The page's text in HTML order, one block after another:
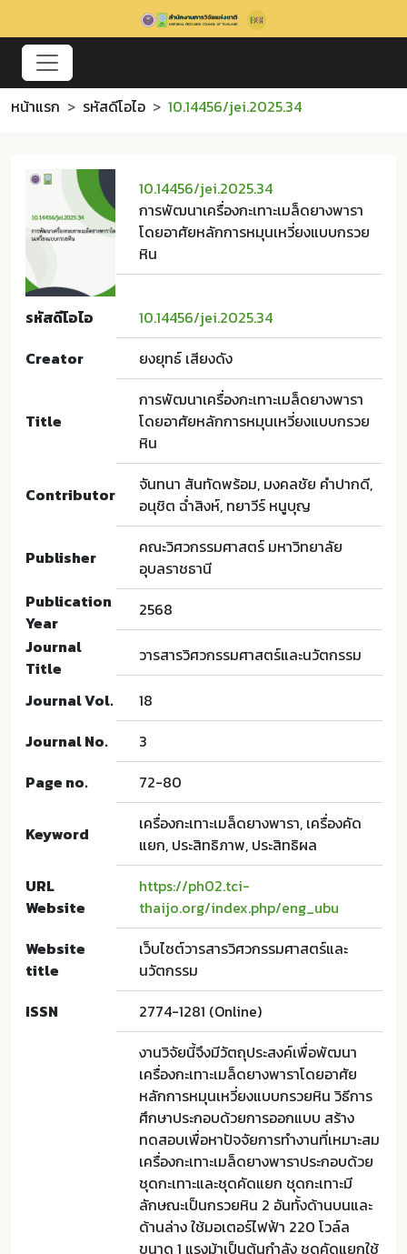
หน้าแรก รหัสดีโอไอ 10.14456/jei.2025.34
10.14456/jei.2025.34
การพัฒนาเครื่องกะเทาะเมล็ดยางพารา
โดยอาศัยหลักการหมุนเหวี่ยงแบบกรวย
หิน
รหัสดีโอไอ
10.14456/jei.2025.34
Creator
ยงยุทธ์ เสียงดัง
Title
การพัฒนาเครื่องกะเทาะเมล็ดยางพารา
โดยอาศัยหลักการหมุนเหวี่ยงแบบกรวย
หิน
Contributor
จันทนา สันทัดพร้อม, มงคลชัย คำปากดี,
อนุชิต ฉ่ำสิงห์, ทยาวีร์ หนูบุญ
Publisher
คณะวิศวกรรมศาสตร์ มหาวิทยาลัย
อุบลราชธานี
Publication
Year
2568
Journal
Title
วารสารวิศวกรรมศาสตร์และนวัตกรรม
Journal Vol.
18
Journal No.
3
Page no.
72-80
Keyword
เครื่องกะเทาะเมล็ดยางพารา, เครื่องคัด
แยก, ประสิทธิภาพ, ประสิทธิผล
URL
Website
https://ph02.tci-
thaijo.org/index.php/eng_ubu
Website
title
เว็บไซต์วารสารวิศวกรรมศาสตร์และ
นวัตกรรม
ISSN
2774-1281 (Online)
งานวิจัยนี้จึงมีวัตถุประสงค์เพื่อพัฒนา
เครื่องกะเทาะเมล็ดยางพาราโดยอาศัย
หลักการหมุนเหวี่ยงแบบกรวยหิน วิธีการ
ศึกษาประกอบด้วยการออกแบบ สร้าง
ทดสอบเพื่อหาปัจจัยการทำงานที่เหมาะสม
เครื่องกะเทาะเมล็ดยางพาราประกอบด้วย
ชุดกะเทาะและชุดคัดแยก ชุดกะเทาะมี
ลักษณะเป็นกรวยหิน 2 อันทั้งด้านบนและ
ด้านล่าง ใช้มอเตอร์ไฟฟ้า 220 โวล์ล
ขนาด 1 แรงม้าเป็นต้นกำลัง ชุดคัดแยกใช้